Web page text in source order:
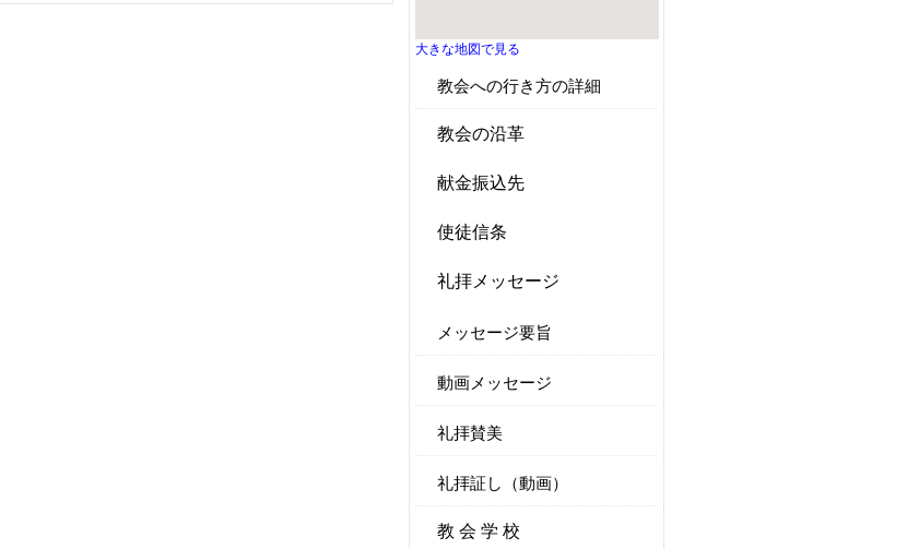
大きな地図で見る
教会への行き方の詳細
教会の沿革
献金振込先
使徒信条
礼拝メッセージ
メッセージ要旨
動画メッセージ
礼拝賛美
礼拝証し（動画）
教 会 学 校